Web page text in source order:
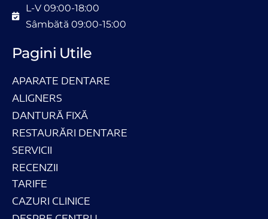
L-V 09:00-18:00
Sâmbătă 09:00-15:00
Pagini Utile
APARATE DENTARE
ALIGNERS
DANTURĂ FIXĂ
RESTAURĂRI DENTARE
SERVICII
RECENZII
TARIFE
CAZURI CLINICE